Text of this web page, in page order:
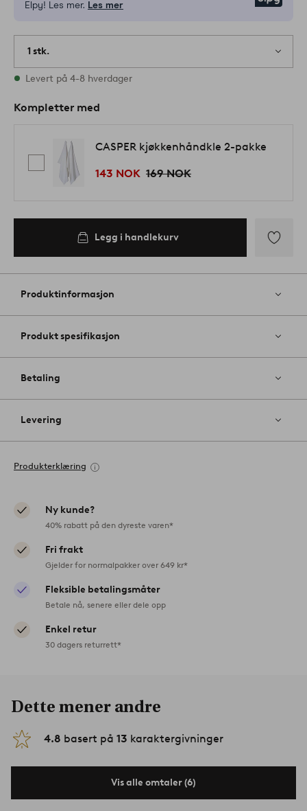
Elpy! Les mer. Les mer
1 stk.
På lager
Levert på 4-8 hverdager
Kompletter med
CASPER kjøkkenhåndkle 2-pakke
143 NOK 169 NOK
Legg i handlekurv
til
Produktinformasjon
Produkt spesifikasjon
Betaling
Levering
Produkterklæring
Ny kunde?
40% rabatt på den dyreste varen*
Fri frakt
Gjelder for normalpakker over 649 kr*
Fleksible betalingsmåter
Betale nå, senere eller dele opp
Enkel retur
30 dagers returrett*
Dette mener andre
4.8 basert på 13 karaktergivninger
Vis alle omtaler (6)